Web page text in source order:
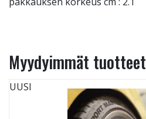
Myydyimmät tuotteet
UUSI